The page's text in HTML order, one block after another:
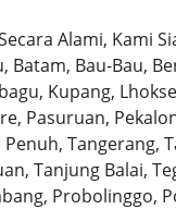
Alami, Kami
Bau-Bau,
Kupang,
Pasuruan,
Tangerang,
Tanjung Balai,
Probolinggo,